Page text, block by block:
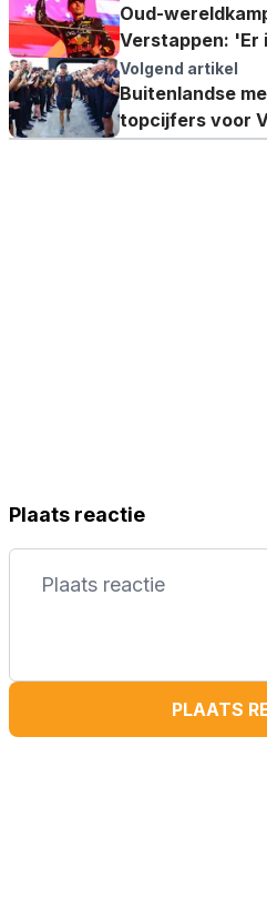
Oud-
Verstappen: 'Er
Volgend artikel
Buitenlandse
topcijfers voor
onvoldoende
Plaats reactie
PLAATS